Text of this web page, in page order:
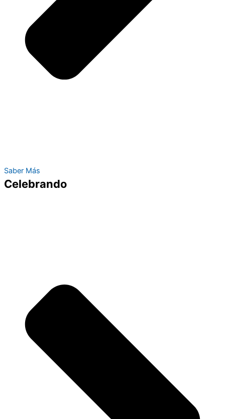
Saber Más
Celebrando